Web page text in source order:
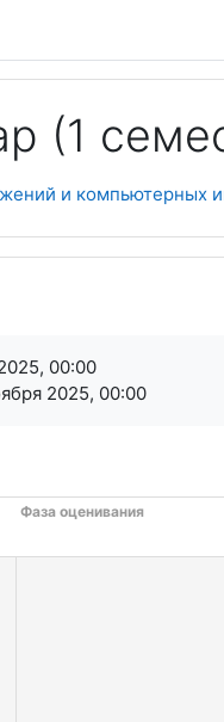
(1
и компьютерных
00:00
2025, 00:00
Фаза оценивания